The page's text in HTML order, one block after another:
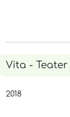
Vita - Teater
2018